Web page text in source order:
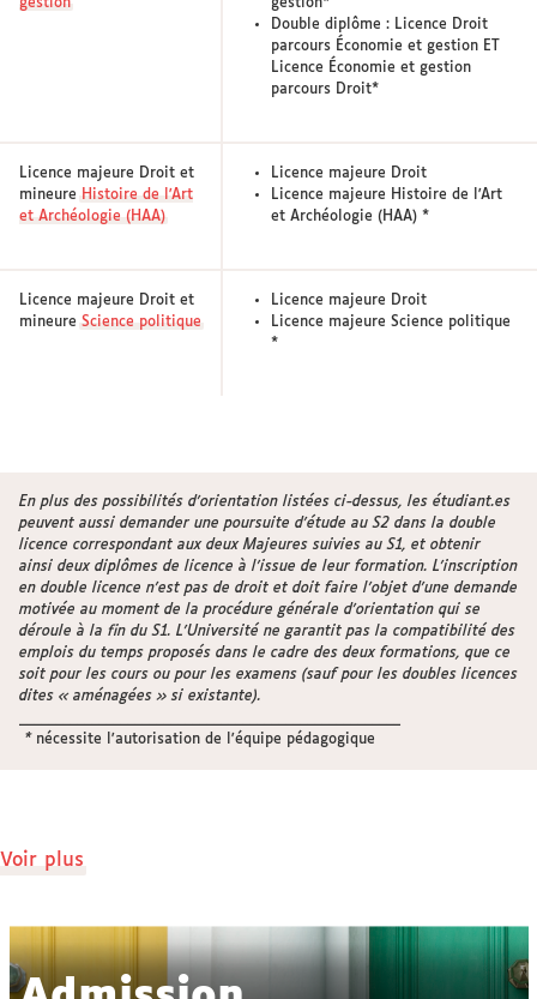
gestion
gestion*
Double diplôme : Licence Droit
parcours Économie et gestion ET
Licence Économie et gestion
parcours Droit*
Licence majeure Droit et
mineure Histoire de l'Art
et Archéologie (HAA)
Licence majeure Droit
Licence majeure Histoire de l'Art
et Archéologie (HAA) *
Licence majeure Droit et
mineure Science politique
Licence majeure Droit
Licence majeure Science politique
*
En plus des possibilités d’orientation listées ci-dessus, les étudiant.es
peuvent aussi demander une poursuite d’étude au S2 dans la double
licence correspondant aux deux Majeures suivies au S1, et obtenir
ainsi deux diplômes de licence à l’issue de leur formation. L’inscription
en double licence n’est pas de droit et doit faire l’objet d’une demande
motivée au moment de la procédure générale d’orientation qui se
déroule à la fin du S1. L’Université ne garantit pas la compatibilité des
emplois du temps proposés dans le cadre des deux formations, que ce
soit pour les cours ou pour les examens (sauf pour les doubles licences
dites « aménagées » si existante).
*nécessite l'autorisation de l'équipe pédagogique
Voir plus